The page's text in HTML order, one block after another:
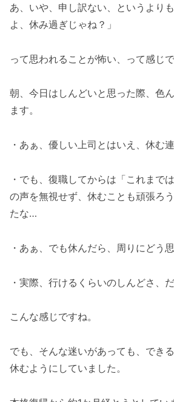
あ、いや、申し訳ない、というより
よ、休み過ぎじゃね？」
って思われることが怖い、って感じで
朝、今日はしんどいと思った際、色
ます。
・あぁ、優しい上司とはいえ、休む
・でも、復職してからは「これまで
の声を無視せず、休むことも頑張ろ
たな…
・あぁ、でも休んだら、周りにどう
・実際、行けるくらいのしんどさ、
こんな感じですね。
でも、そんな迷いがあっても、でき
休むようにしていました。